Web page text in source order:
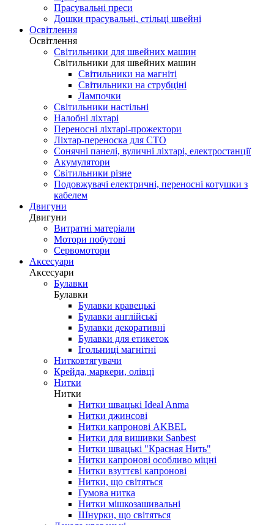
Прасувальні преси
Дошки прасувальні, стільці швейні
Освітлення
Освітлення
Світильники для швейних машин
Світильники для швейних машин
Світильники на магніті
Світильники на струбціні
Лампочки
Світильники настільні
Налобні ліхтарі
Переносні ліхтарі-прожектори
Ліхтар-переноска для СТО
Сонячні панелі, вуличні ліхтарі, електростанції
Акумулятори
Світильники різне
Подовжувачі електричні, переносні котушки з
кабелем
Двигуни
Двигуни
Витратні матеріали
Мотори побутові
Сервомотори
Аксесуари
Аксесуари
Булавки
Булавки
Булавки кравецькі
Булавки англійські
Булавки декоративні
Булавки для етикеток
Ігольниці магнітні
Нитковтягувачи
Крейда, маркери, олівці
Нитки
Нитки
Нитки швацькі Ideal Anma
Нитки джинсові
Нитки капронові AKBEL
Нитки для вишивки Sanbest
Нитки швацькі "Красная Нить"
Нитки капронові особливо міцні
Нитки взуттєві капронові
Нитки, що світяться
Гумова нитка
Нитки мішкозашивальні
Шнурки, що світяться